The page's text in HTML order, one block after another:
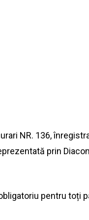
NR. 136,
prin
pentru toți